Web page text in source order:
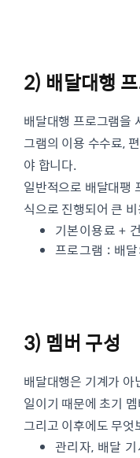
2) 배달대행
배달대행 프로그램을
그램의 이용 수수료,
야 합니다.
일반적으로 배달대팽
식으로 진행되어 큰
기본이용료 +
프로그램 : 배
3) 멤버 구성
배달대행은 기계가
일이기 때문에 초기
그리고 이후에도 무
관리자, 배달